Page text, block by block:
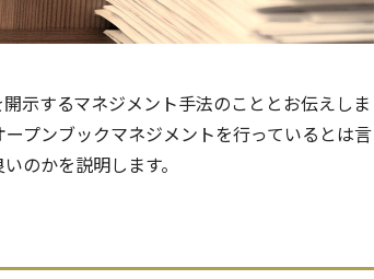
示するマネジメント手法のこととお伝えしま
プンブックマネジメントを行っているとは言
のかを説明します。